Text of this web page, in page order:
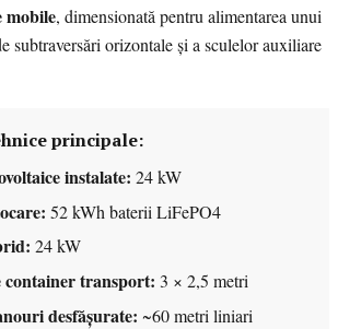
mobile, dimensionată pentru alimentarea unui
subtraversări orizontale și a sculelor auxiliare
principale:
instalate: 24 kW
52 kWh baterii LiFePO4
24 kW
container transport: 3 × 2,5 metri
desfășurate: ~60 metri liniari